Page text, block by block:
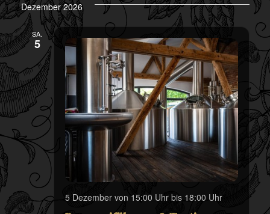
Dezember 2026
SA.
5
5 Dezember von 15:00 Uhrbis 18:00 Uhr